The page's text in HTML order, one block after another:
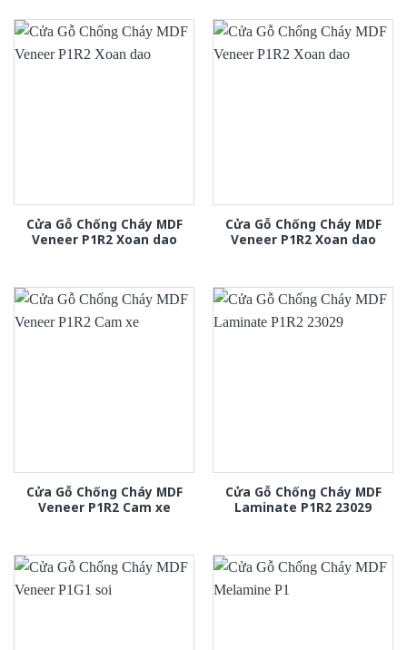
Cửa Gỗ Chống Cháy MDF
Veneer P1R2 Xoan dao
Cửa Gỗ Chống Cháy MDF
Veneer P1R2 Xoan dao
Cửa Gỗ Chống Cháy MDF
Veneer P1R2 Cam xe
Cửa Gỗ Chống Cháy MDF
Laminate P1R2 23029